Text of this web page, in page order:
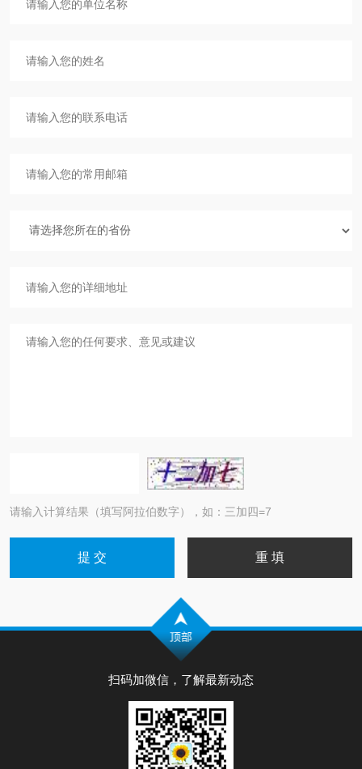
请输入计算结果（填写阿拉伯数字），如：三加四=7
扫码加微信，了解最新动态